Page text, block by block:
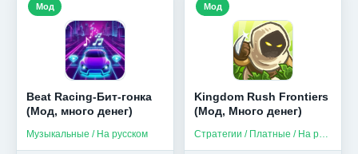
Beat Racing-Бит-гонка
(Мод, много денег)
Музыкальные / На русском
Мод
Kingdom Rush Frontiers
(Мод, Много денег)
Стратегии / Платные / На русском
Мод